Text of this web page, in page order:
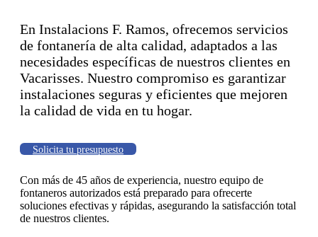
En Instalacions F. Ramos, ofrecemos servicios
de fontanería de alta calidad, adaptados a las
necesidades específicas de nuestros clientes en
Vacarisses. Nuestro compromiso es garantizar
instalaciones seguras y eficientes que mejoren
la calidad de vida en tu hogar.
Solicita tu presupuesto
Con más de 45 años de experiencia, nuestro equipo de
fontaneros autorizados está preparado para ofrecerte
soluciones efectivas y rápidas, asegurando la satisfacción total
de nuestros clientes.